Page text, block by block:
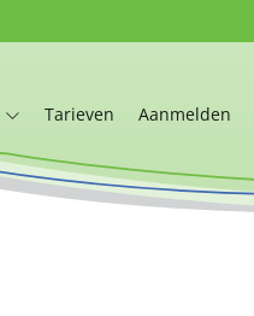
Tarieven Aanmelden